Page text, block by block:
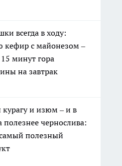
всегда в ходу:
кефир с майонезом –
минут гора
на завтрак
и изюм – и в
полезнее чернослива:
полезный